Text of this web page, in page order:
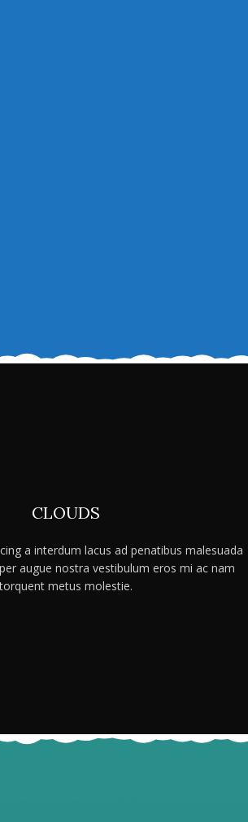
CLOUDS
a interdum lacus ad penatibus malesuada
augue nostra vestibulum eros mi ac nam
torquent metus molestie.